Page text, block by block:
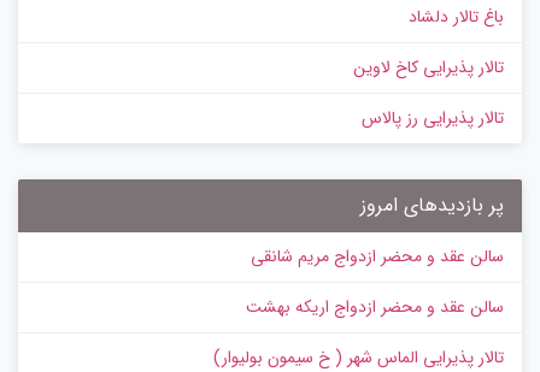
باغ تالار دلشاد
تالار پذیرایی کاخ لاوین
تالار پذیرایی رز پالاس
پر بازدیدهای امروز
سالن عقد و محضر ازدواج مریم شانقی
سالن عقد و محضر ازدواج اریکه بهشت
تالار پذیرایی الماس شهر ( خ سیمون بولیوار)